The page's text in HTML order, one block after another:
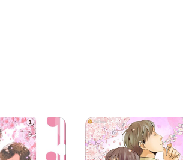
心を揺さぶる匠と、穏やかで包容力のあ
る。結婚相手に求めるのは「愛」か「条
葛藤しながらも答えを探す。果たして